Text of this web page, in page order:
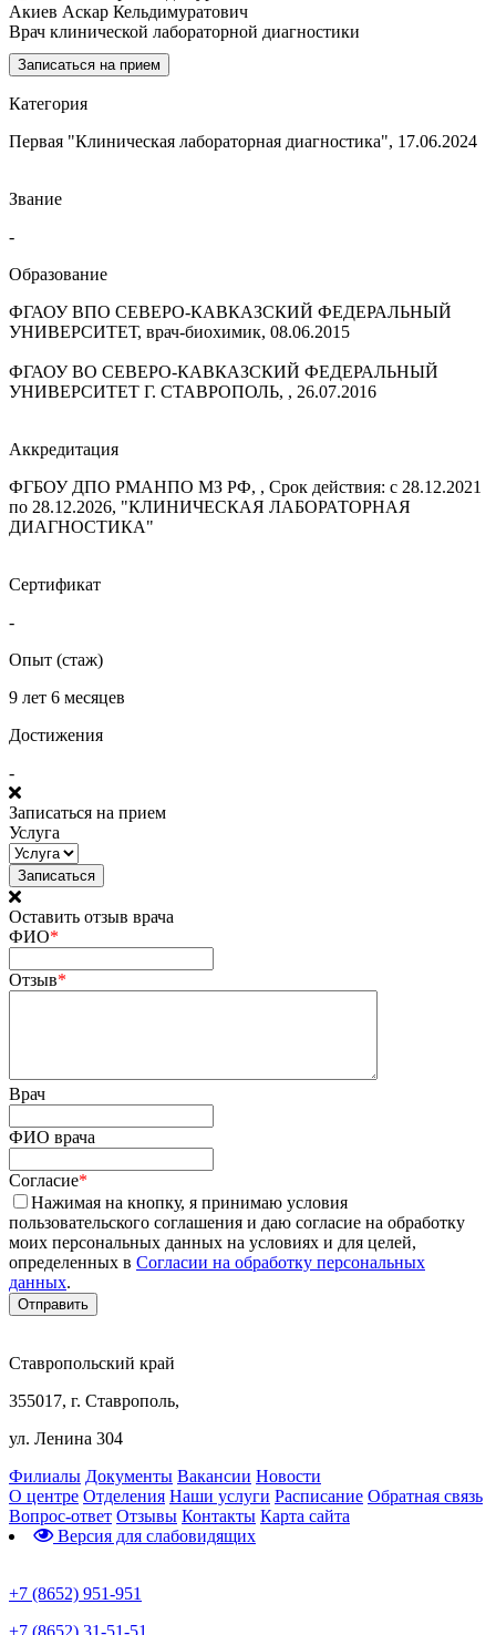
Акиев Аскар Кельдимуратович
Врач клинической лабораторной диагностики
Записаться на прием
Категория
Первая "Клиническая лабораторная диагностика", 17.06.2024
Звание
-
Образование
ФГАОУ ВПО СЕВЕРО-КАВКАЗСКИЙ ФЕДЕРАЛЬНЫЙ
УНИВЕРСИТЕТ, врач-биохимик, 08.06.2015
ФГАОУ ВО СЕВЕРО-КАВКАЗСКИЙ ФЕДЕРАЛЬНЫЙ
УНИВЕРСИТЕТ Г. СТАВРОПОЛЬ, , 26.07.2016
Аккредитация
ФГБОУ ДПО РМАНПО МЗ РФ, , Срок действия: с 28.12.2021
по 28.12.2026, "КЛИНИЧЕСКАЯ ЛАБОРАТОРНАЯ
ДИАГНОСТИКА"
Сертификат
-
Опыт (стаж)
9 лет 6 месяцев
Достижения
-
Записаться на прием
Услуга
Оставить отзыв врача
ФИО*
Отзыв*
Врач
ФИО врача
Согласие*
Нажимая на кнопку, я принимаю условия
пользовательского соглашения и даю согласие на обработку
моих персональных данных на условиях и для целей,
определенных в Согласии на обработку персональных
данных.
Ставропольский край
355017, г. Ставрополь,
ул. Ленина 304
Филиалы Документы Вакансии Новости
О центре Отделения Наши услуги Расписание Обратная связь
Вопрос-ответ Отзывы Контакты Карта сайта
Версия для слабовидящих
+7 (8652) 951-951
+7 (8652) 31-51-51